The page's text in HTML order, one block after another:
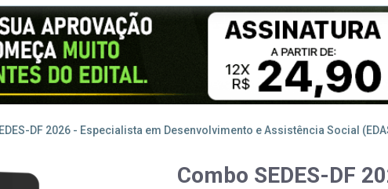
DF 2026 - Especialista em Desenvolvimento e Assistência Social
Combo SEDES-DF